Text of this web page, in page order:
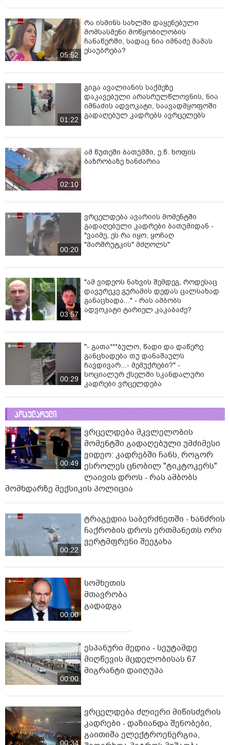
05:52
რა ისმინს სახლში დაყენებული
მომსასმენი მოწყობილობის
ჩანაწერში, სადაც ნია იმნაძე მამას
ესაუბრება?
01:22
გიგა ავალიანის საქმეზე
დაკავებული არასრულწლოვნის, ნია
იმნაძის ადვოკატი, საავადმყოფოში
გადაღებულ კადრებს ავრცელებს
02:10
ამ წუთეში ბათუმში, ე.წ. ხოფის
ბაზრობაზე ხანძარია
00:20
ვრცელდება ავარიის მომენტში
გადაღებული კადრები ბათუმიდან -
"ვაიმე, ეს რა იყო, ყოჩაღ
"მარშრუტკის" მძღოლს"
03:57
"ამ ვიდეოს ნახვის შემდეგ, როდესაც
დავურეკე გურამის დედას ცალსახად
განაცხადა..." - რას ამბობს
ადვოკატი ტარიელ კაკაბაძე?
00:29
"- გათა***ბულო, წადი და დაწერე
განცხადება თუ დანაშაულს
ჩავდივარ...- მემუქრები?" -
სოციალურ ქსელში სკანდალური
კადრები ვრცელდება
პოპულარული
00:49
ვრცელდება მკვლელობის
მომენტში გადაღებული უმძიმესი
ვიდეო: კადრებში ჩანს, როგორ
ესროლეს ცნობილ "ტიკტოკერს"
ლაივის დროს - რას ამბობს
მომხდარზე მექსიკის პოლიცია
00:22
ტრაგედია საბერძნეთში - ხანძრის
ჩაქრობის დროს ერთმანეთს ორი
ვერტმფრენი შეეჯახა
00:00
სომხეთის
მთავრობა
გადადგა
00:00
ესპანური მედია - სეუტამდე
მიღწევის მცდელობისას 67
მიგრანტი დაიღუპა
00:34
ვრცელდება ძლიერი მიწისძვრის
კადრები - დაზიანდა შენობები,
გაითიშა ელექტროენერგია,